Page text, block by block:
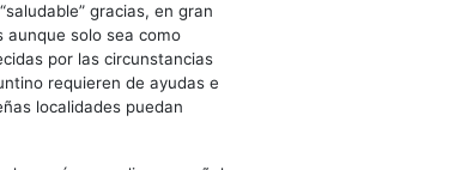
gracias, en gran
aunque solo sea como
por las circunstancias
requieren de ayudas e
localidades puedan